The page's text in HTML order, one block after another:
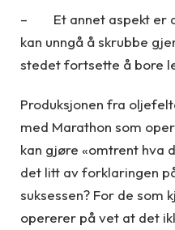
– Et annet aspekt er
kan unngå å skrubbe
stedet fortsette å bore
Produksjonen fra
med Marathon som
kan gjøre «omtrent hva
det litt av forklaringen
suksessen? For de som
opererer på vet at det